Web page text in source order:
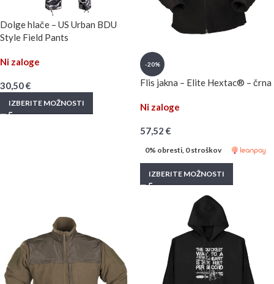
Dolge hlače – US Urban BDU
Style Field Pants
Ni zaloge
30,50€
IZBERITE MOŽNOSTI
-20%
Flis jakna – Elite Hextac® – črna
Ni zaloge
57,52 €
0% obresti, 0 stroškov
IZBERITE MOŽNOSTI